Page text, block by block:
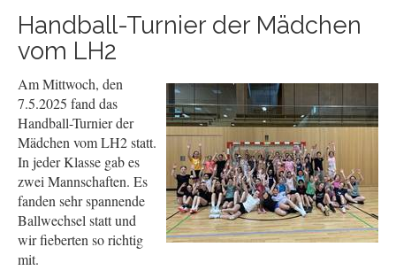
Handball-Turnier der Mädchen
vom LH2
Am Mittwoch, den
7.5.2025 fand das
Handball-Turnier der
Mädchen vom LH2 statt.
In jeder Klasse gab es
zwei Mannschaften. Es
fanden sehr spannende
Ballwechsel statt und
wir fieberten so richtig
mit.